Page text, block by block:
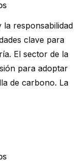
la responsabilidad
clave para
El sector de la
para adoptar
de carbono. La